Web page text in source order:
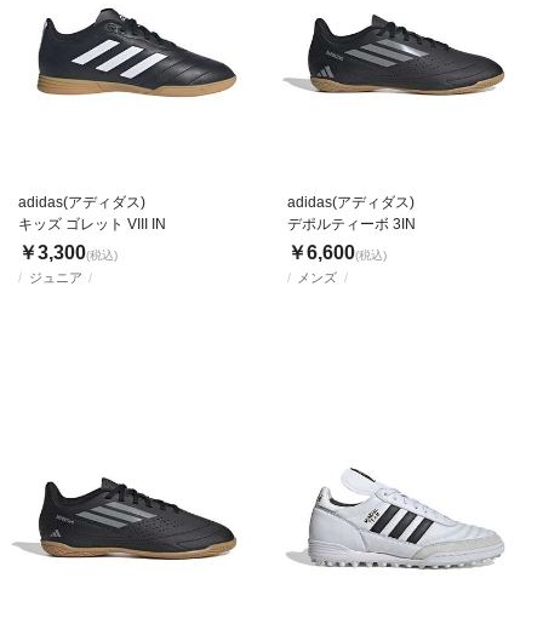
ジュニア
adidas(アディダス)
キッズ ゴレット VIII IN
￥3,300(税込)
メンズ
adidas(アディダス)
デポルティーボ 3IN
￥6,600(税込)